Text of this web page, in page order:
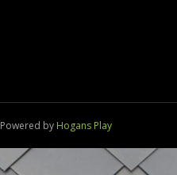
Powered by Hogans Play